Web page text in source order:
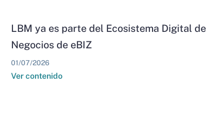
LBM ya es parte del Ecosistema Digital de
Negocios de eBIZ
01/07/2026
Ver contenido